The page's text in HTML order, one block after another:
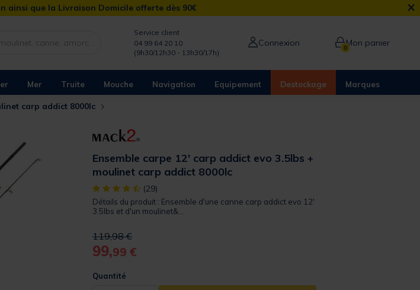
ainsi que la Livraison Domicile offerte dès 90€ ×
Service client
04 99 64 20 10
(9h30/12h30 - 13h30/17h)
Connexion 0Mon panier
Mer Truite Mouche Navigation Equipement Destockage Marques
carp addict 8000lc
Ensemble carpe 12' carp addict evo 3.5lbs +
moulinet carp addict 8000lc
[object Object] out of 5 Customer Rating
(29)
Détails du produit : Ensemble d'une canne carp addict evo 12'
3.5lbs et d'un moulinet&...
Price reduced from
119,98 €to
99,99 €
Quantité